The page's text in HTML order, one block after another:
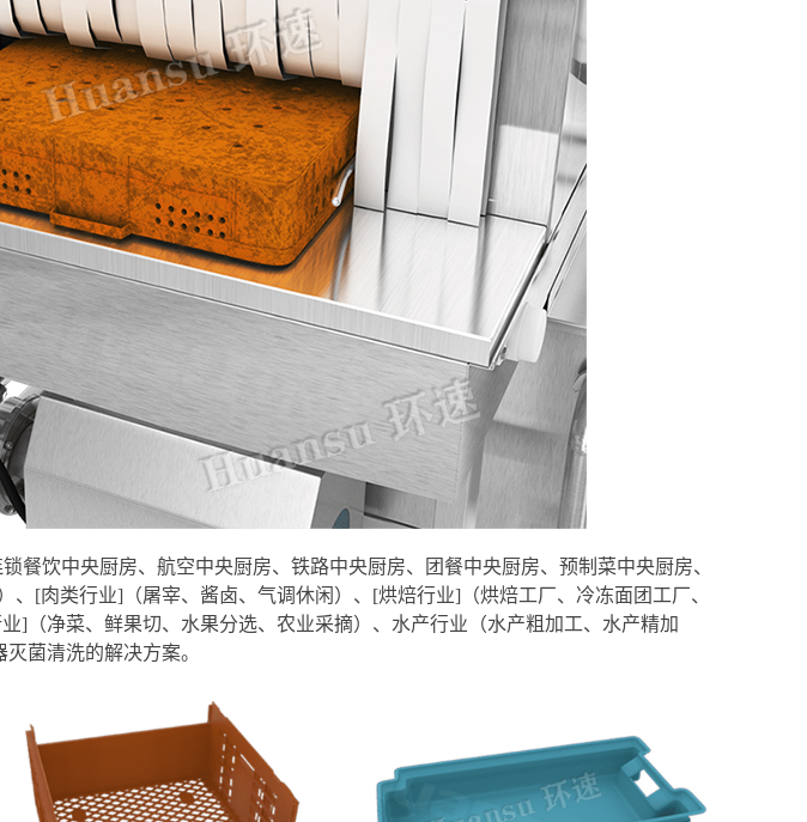
餐饮中央厨房、航空中央厨房、铁路中央厨房、团餐中央厨房、预制菜中央厨房、
、[肉类行业]（屠宰、酱卤、气调休闲）、[烘焙行业]（烘焙工厂、冷冻面团工厂、
]（净菜、鲜果切、水果分选、农业采摘）、水产行业（水产粗加工、水产精加
菌清洗的解决方案。